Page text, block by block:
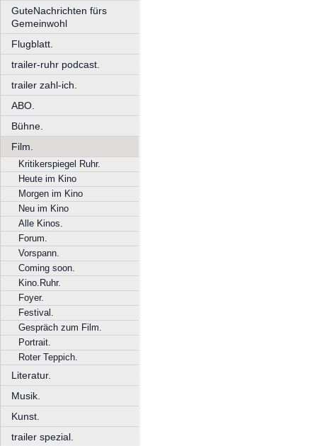
GuteNachrichten fürs
Gemeinwohl
Flugblatt.
trailer-ruhr podcast.
trailer zahl-ich.
ABO.
Bühne.
Film.
Kritikerspiegel Ruhr.
Heute im Kino
Morgen im Kino
Neu im Kino
Alle Kinos.
Forum.
Vorspann.
Coming soon.
Kino.Ruhr.
Foyer.
Festival.
Gespräch zum Film.
Portrait.
Roter Teppich.
Literatur.
Musik.
Kunst.
trailer spezial.